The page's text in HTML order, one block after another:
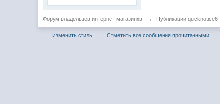
Форум владельцев интернет-магазинов → Публикации quicknotice6
Изменить стиль Отметить все сообщения прочитанными